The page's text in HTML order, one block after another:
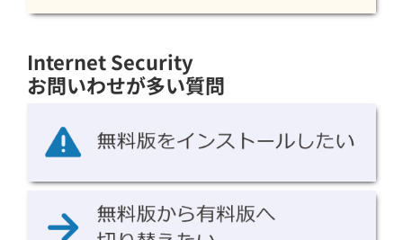
Internet Security
お問いわせが多い質問